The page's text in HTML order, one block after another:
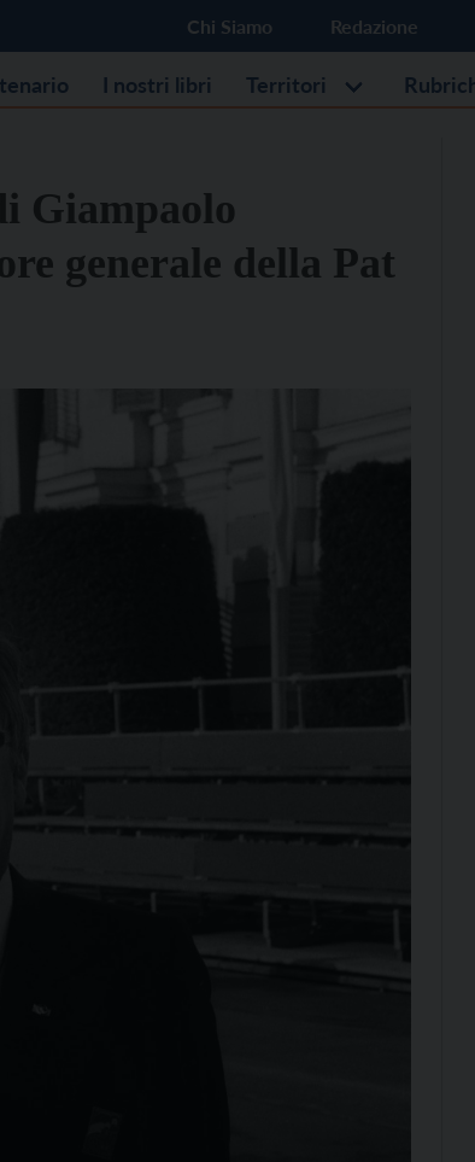
Chi Siamo Redazione
I nostri libri Territori
Giampaolo
generale della Pat